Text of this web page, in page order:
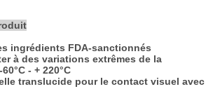
ingrédients FDA-sanctionnés
à des variations extrêmes de la
- + 220°C
translucide pour le contact visuel avec